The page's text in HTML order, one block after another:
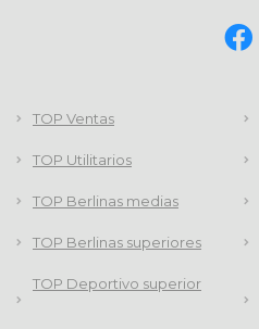
TOP Ventas
TOP Utilitarios
TOP Berlinas medias
TOP Berlinas superiores
TOP Deportivo superior